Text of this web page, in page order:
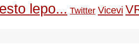
lepo... Twitter Vicevi